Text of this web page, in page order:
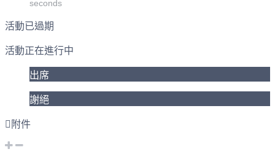
seconds
活動已過期
活動正在進行中
出席
謝絕
附件